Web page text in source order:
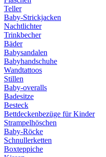
Teller
Baby-Strickjacken
Nachtlichter
Trinkbecher
Bäder
Babysandalen
Babyhandschuhe
Wandtattoos
Stillen
Baby-overalls
Badesitze
Besteck
Bettdeckenbezüge für Kinder
Strampelhöschen
Baby-Röcke
Schnullerketten
Boxteppiche